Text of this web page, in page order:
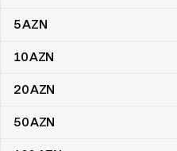
5AZN
10AZN
20AZN
50AZN